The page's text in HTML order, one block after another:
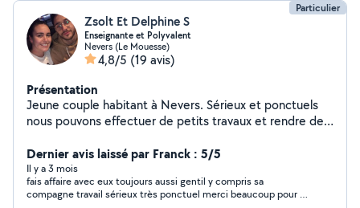
Particulier
Zsolt Et Delphine S
Enseignante et Polyvalent
Nevers (Le Mouesse)
4,8/5 (19 avis)
Présentation
Jeune couple habitant à Nevers. Sérieux et ponctuels
nous pouvons effectuer de petits travaux et rendre des
Dernier avis laissé par Franck : 5/5
Il y a 3 mois
fais affaire avec eux toujours aussi gentil y compris sa
compagne travail sérieux très ponctuel merci beaucoup pour le